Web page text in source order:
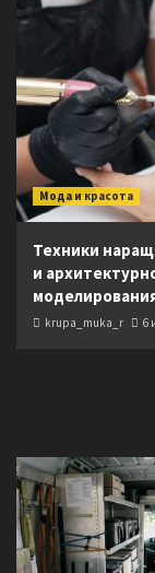
Мода и красота
Техники
и
krupa_muka_r 6